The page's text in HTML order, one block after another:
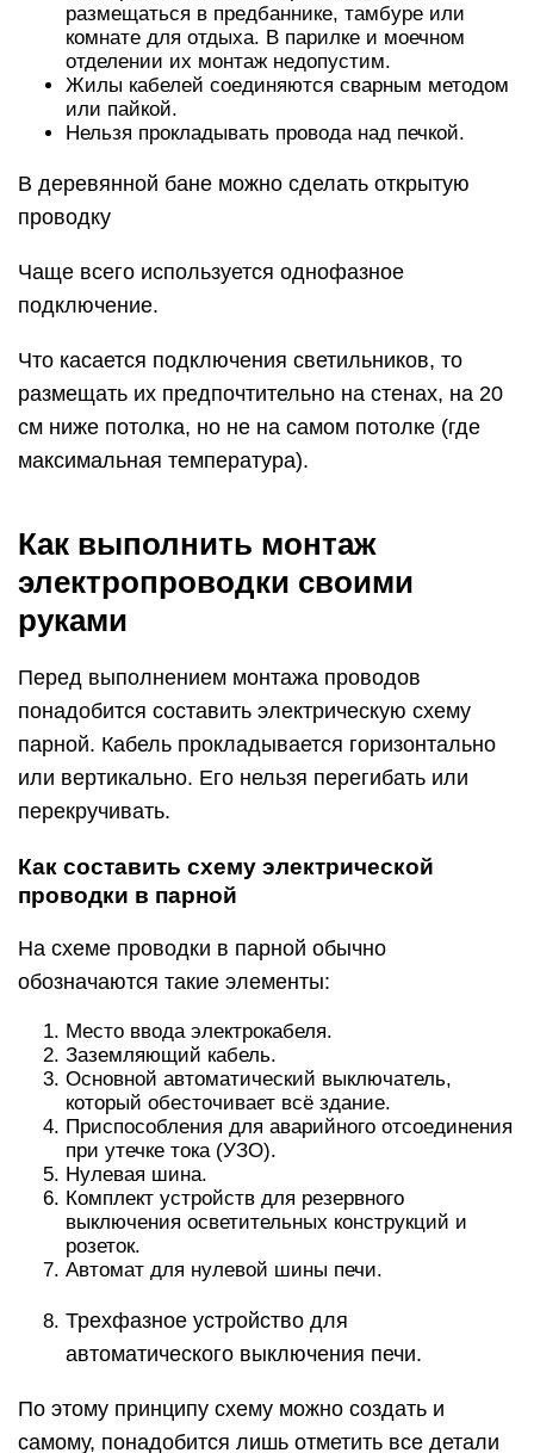
размещаться в предбаннике, тамбуре или
комнате для отдыха. В парилке и моечном
отделении их монтаж недопустим.
Жилы кабелей соединяются сварным методом
или пайкой.
Нельзя прокладывать провода над печкой.
В деревянной бане можно сделать открытую
проводку
Чаще всего используется однофазное
подключение.
Что касается подключения светильников, то
размещать их предпочтительно на стенах, на 20
см ниже потолка, но не на самом потолке (где
максимальная температура).
Как выполнить монтаж
электропроводки своими
руками
Перед выполнением монтажа проводов
понадобится составить электрическую схему
парной. Кабель прокладывается горизонтально
или вертикально. Его нельзя перегибать или
перекручивать.
Как составить схему электрической
проводки в парной
На схеме проводки в парной обычно
обозначаются такие элементы:
Место ввода электрокабеля.
Заземляющий кабель.
Основной автоматический выключатель,
который обесточивает всё здание.
Приспособления для аварийного отсоединения
при утечке тока (УЗО).
Нулевая шина.
Комплект устройств для резервного
выключения осветительных конструкций и
розеток.
Автомат для нулевой шины печи.
Трехфазное устройство для
автоматического выключения печи.
По этому принципу схему можно создать и
самому, понадобится лишь отметить все детали